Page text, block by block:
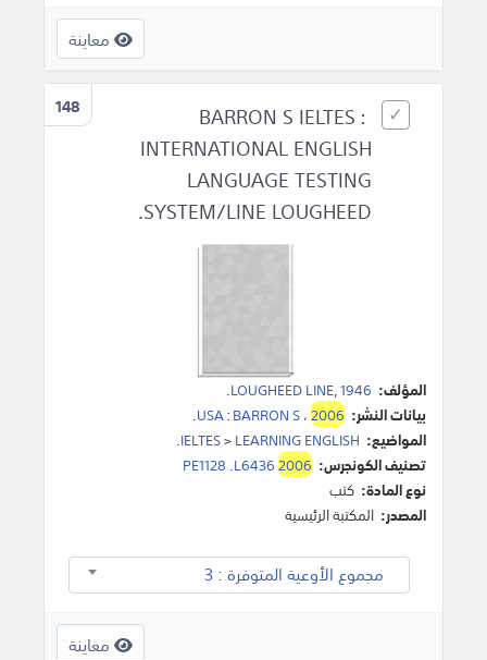
معاينة
148
BARRON S IELTES :
INTERNATIONAL ENGLISH
LANGUAGE TESTING
SYSTEM/LINE LOUGHEED.
المؤلف: LOUGHEED LINE,1946
.
بيانات النشر:
USA:BARRON S،2006
.
المواضيع:
IELTES>LEARNING ENGLISH
.
تصنيف الكونجرس:
PE1128 .L64362006
نوع المادة: كتب
المصدر: المكتبة الرئيسية
مجموع الأوعية المتوفرة : 3
معاينة